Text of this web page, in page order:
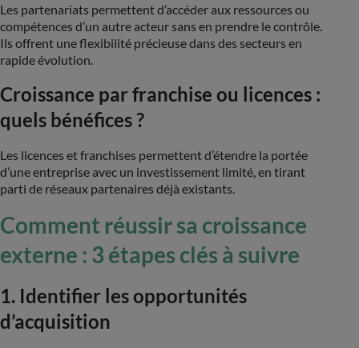
Les partenariats permettent d’accéder aux ressources ou
compétences d’un autre acteur sans en prendre le contrôle.
Ils offrent une flexibilité précieuse dans des secteurs en
rapide évolution​.
Croissance par franchise ou licences :
quels bénéfices ?
Les licences et franchises permettent d’étendre la portée
d’une entreprise avec un investissement limité, en tirant
parti de réseaux partenaires déjà existants.
Comment réussir sa croissance
externe : 3 étapes clés à suivre
1. Identifier les opportunités
d’acquisition